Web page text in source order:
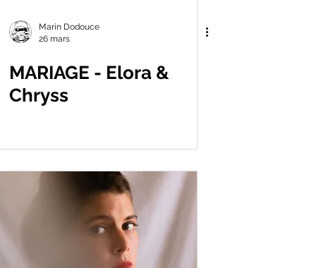
Marin Dodouce
26 mars
MARIAGE - Elora &
Chryss